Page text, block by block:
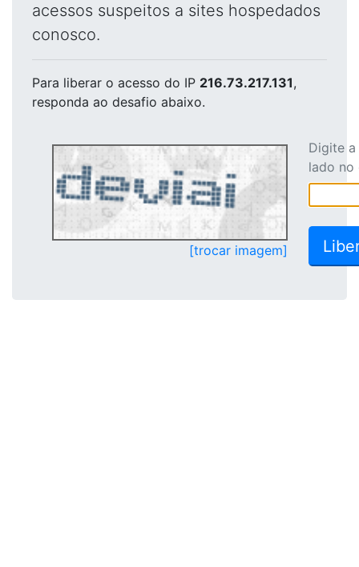
acessos suspeitos a sites hospedados
conosco.
Para liberar o acesso do IP 216.73.217.131,
responda ao desafio abaixo.
[trocar imagem]
Digite
lado no